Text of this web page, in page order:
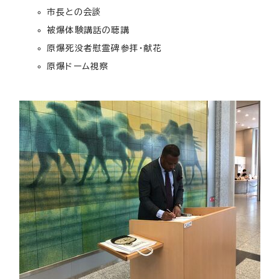
市長との会談
被爆体験講話の聴講
原爆死没者慰霊碑参拝・献花
原爆ドーム視察